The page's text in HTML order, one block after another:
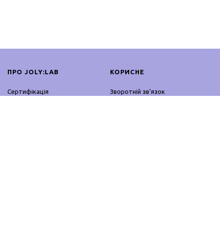
ПРО JOLY:LAB
Сертифікація
КОРИСНЕ
Зворотній зв’язок